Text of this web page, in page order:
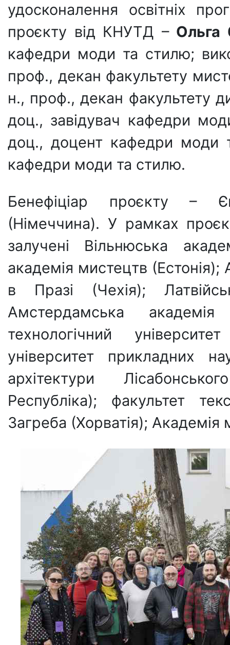
удосконалення освітніх
проєкту від КНУТД –
кафедри моди та стилю;
проф., декан факультету
н., проф., декан факультету
доц., завідувач кафедри
доц., доцент кафедри моди
кафедри моди та стилю.
Бенефіціар проєкту –
(Німеччина). У рамках
залучені Вільнюська
академія мистецтв
в Празі (Чехія);
Амстердамська
технологічний
університет прикладних
архітектури
Республіка); факультет
Загреба (Хорватія); Академія